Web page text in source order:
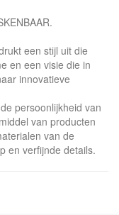
een stijl uit die
en een visie die in
innovatieve
persoonlijkheid van
van producten
van de
en verfijnde details.